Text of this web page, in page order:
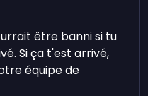
être banni si tu
Si ça t'est arrivé,
équipe de